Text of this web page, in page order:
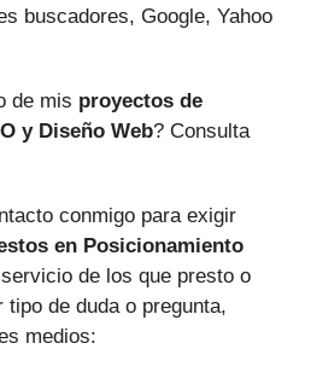
buscadores, Google, Yahoo
de mis proyectos de
y Diseño Web? Consulta
conmigo para exigir
en Posicionamiento
de los que presto o
de duda o pregunta,
medios: